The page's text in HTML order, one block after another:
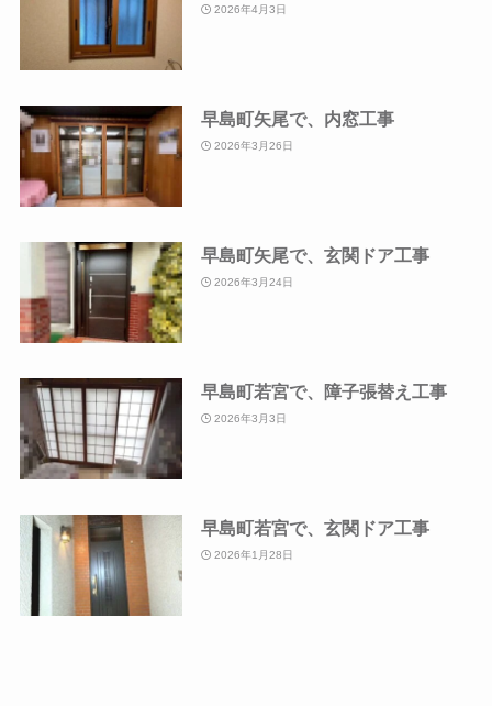
2026年4月3日
早島町矢尾で、内窓工事
2026年3月26日
早島町矢尾で、玄関ドア工事
2026年3月24日
早島町若宮で、障子張替え工事
2026年3月3日
早島町若宮で、玄関ドア工事
2026年1月28日